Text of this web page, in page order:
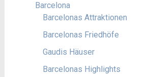
Barcelona
Barcelonas Attraktionen
Barcelonas Friedhöfe
Gaudis Häuser
Barcelonas Highlights